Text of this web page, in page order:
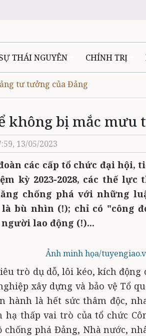
THÁI NGUYÊN CHÍNH TRỊ
tư tưởng của Đảng
không bị mắc mưu
13/05/2023
các cấp tổ chức đại hội,
kỳ 2023-2028, các thế
chống phá với những
bù nhìn (!); chỉ có "công
lao động (!)...
Ảnh minh họa/
trò dụ dỗ, lôi kéo, kích
xây dựng và bảo vệ Tổ
hành là hết sức thâm độc,
hạ thấp vai trò của tổ chức
chống phá Đảng, Nhà nước,